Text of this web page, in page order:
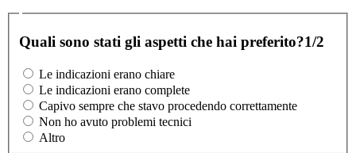
Quali sono stati gli aspetti che hai preferito?1/2
Le indicazioni erano chiare
Le indicazioni erano complete
Capivo sempre che stavo procedendo correttamente
Non ho avuto problemi tecnici
Altro